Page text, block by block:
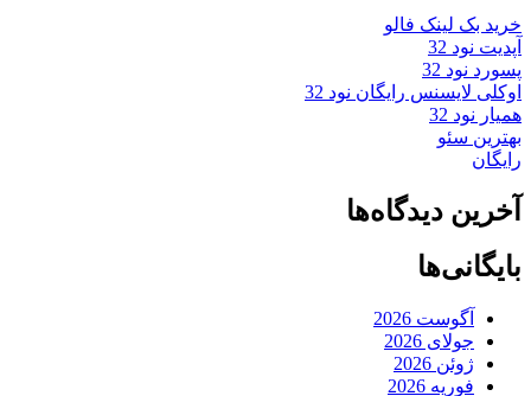
خرید بک لینک فالو
آپدیت نود 32
پسورد نود 32
اوکلی لایسنس رایگان نود 32
همیار نود 32
بهترین سئو
رایگان
آخرین دیدگاه‌ها
بایگانی‌ها
آگوست 2026
جولای 2026
ژوئن 2026
فوریه 2026